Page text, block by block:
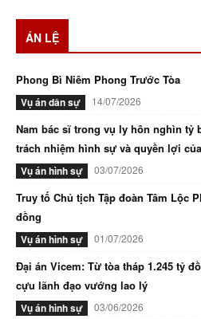
ÁN LỆ
Phong Bì Niêm Phong Trước Tòa
Vụ án dân sự 14/07/2026
Nam bác sĩ trong vụ ly hôn nghìn tỷ
trách nhiệm hình sự và quyền lợi
Vụ án hình sự 03/07/2026
Truy tố Chủ tịch Tập đoàn Tâm Lộc
đồng
Vụ án hình sự 01/07/2026
Đại án Vicem: Từ tòa tháp 1.245 tỷ
cựu lãnh đạo vướng lao lý
Vụ án hình sự 03/06/2026